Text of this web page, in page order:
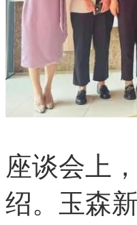
座谈会上
绍。玉森